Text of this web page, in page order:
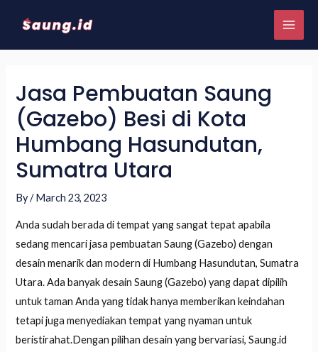
Jasa Pembuatan Saung
(Gazebo) Besi di Kota
Humbang Hasundutan,
Sumatra Utara
By/March 23, 2023
Anda sudah berada di tempat yang sangat tepat apabila
sedang mencari jasa pembuatan Saung (Gazebo) dengan
desain menarik dan modern di Humbang Hasundutan, Sumatra
Utara. Ada banyak desain Saung (Gazebo) yang dapat dipilih
untuk taman Anda yang tidak hanya memberikan keindahan
tetapi juga menyediakan tempat yang nyaman untuk
beristirahat.Dengan pilihan desain yang bervariasi, Saung.id